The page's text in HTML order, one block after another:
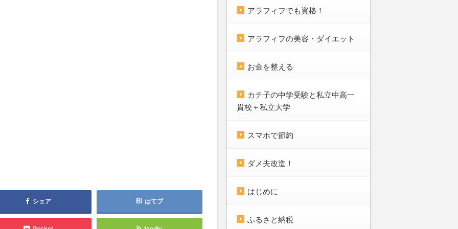
シェア はてブ
アラフィフでも資格！
アラフィフの美容・ダイエット
お金を整える
カチ子の中学受験と私立中高一
貫校＋私立大学
スマホで節約
ダメ夫改造！
はじめに
ふるさと納税